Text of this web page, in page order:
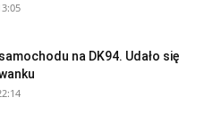
na DK94. Udało się